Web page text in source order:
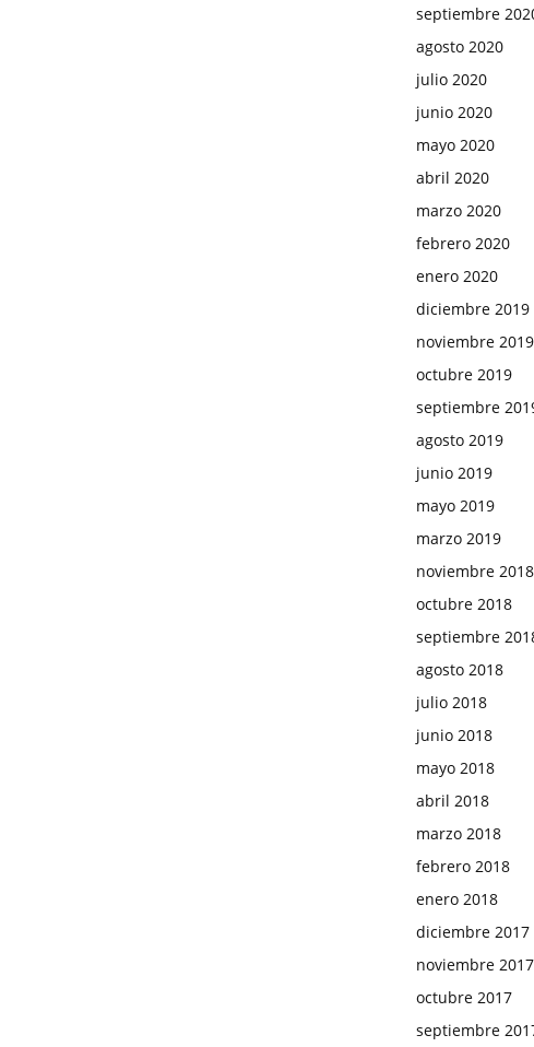
septiembre
agosto 2020
julio 2020
junio 2020
mayo 2020
abril 2020
marzo 2020
febrero 2020
enero 2020
diciembre 2019
noviembre 2019
octubre 2019
septiembre
agosto 2019
junio 2019
mayo 2019
marzo 2019
noviembre 2018
octubre 2018
septiembre
agosto 2018
julio 2018
junio 2018
mayo 2018
abril 2018
marzo 2018
febrero 2018
enero 2018
diciembre 2017
noviembre 2017
octubre 2017
septiembre